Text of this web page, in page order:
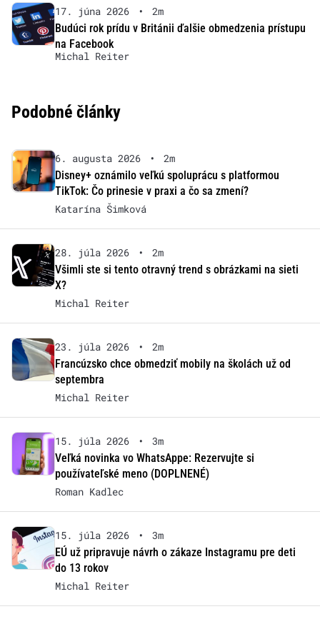
17. júna 2026 •
2m
Budúci rok prídu v Británii ďalšie obmedzenia prístupu
na Facebook
Michal Reiter
Podobné články
6. augusta 2026 •
2m
Disney+ oznámilo veľkú spoluprácu s platformou
TikTok: Čo prinesie v praxi a čo sa zmení?
Katarína Šimková
28. júla 2026 •
2m
Všimli ste si tento otravný trend s obrázkami na sieti
X?
Michal Reiter
23. júla 2026 •
2m
Francúzsko chce obmedziť mobily na školách už od
septembra
Michal Reiter
15. júla 2026 •
3m
Veľká novinka vo WhatsAppe: Rezervujte si
používateľské meno (DOPLNENÉ)
Roman Kadlec
15. júla 2026 •
3m
EÚ už pripravuje návrh o zákaze Instagramu pre deti
do 13 rokov
Michal Reiter